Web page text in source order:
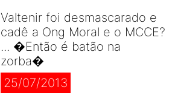
Valtenir foi desmascarado e
cadê a Ong Moral e o MCCE?
... �Então é batão na
zorba�
25/07/2013